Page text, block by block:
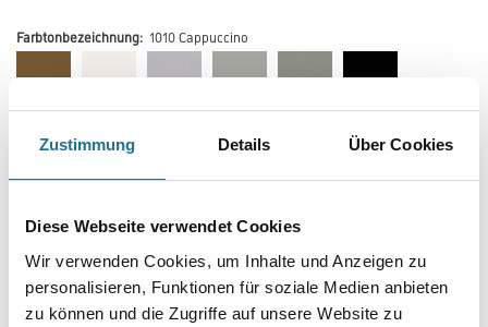
Zustimmung Details Über Cookies
Diese Webseite verwendet Cookies
Wir verwenden Cookies, um Inhalte und Anzeigen zu
personalisieren, Funktionen für soziale Medien anbieten
zu können und die Zugriffe auf unsere Website zu
Farbtonbezeichnung: 1010 Cappuccino
Farbtonbezeichnung
Länge in centimeter
Breite in centimeter